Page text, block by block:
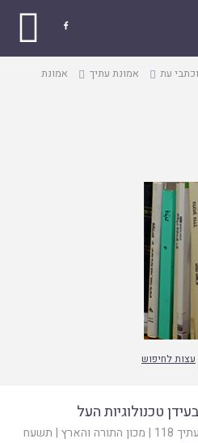

עת אמונת עתיך
אמונת
עצות לחיפוש
טכנולוגיות העל
118
| מכון התורה והארץ | תשעח